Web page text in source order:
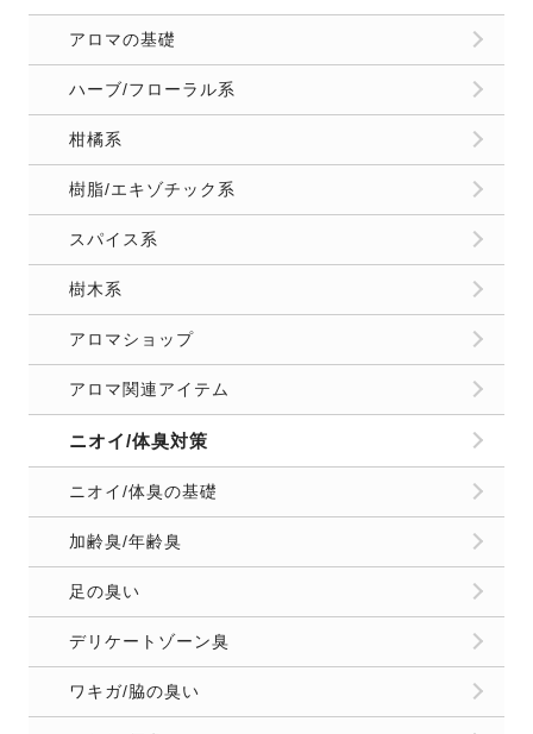
アロマの基礎
ハーブ/フローラル系
柑橘系
樹脂/エキゾチック系
スパイス系
樹木系
アロマショップ
アロマ関連アイテム
ニオイ/体臭対策
ニオイ/体臭の基礎
加齢臭/年齢臭
足の臭い
デリケートゾーン臭
ワキガ/脇の臭い